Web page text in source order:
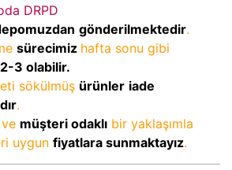
DRPD
gönderilmektedir.
sürecimiz hafta sonu gibi
2-3 olabilir.
sökülmüş ürünler iade
.
müşteri odaklı bir yaklaşımla
uygun fiyatlara sunmaktayız.